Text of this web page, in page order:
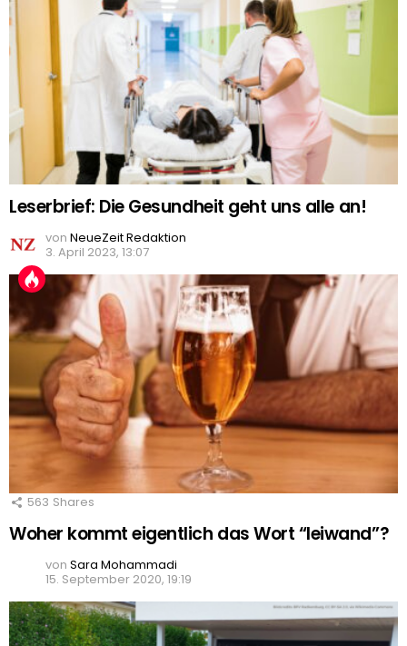
Leserbrief: Die Gesundheit geht uns alle an!
von NeueZeit Redaktion
3. April 2023, 13:07
563 Shares
Woher kommt eigentlich das Wort “leiwand”?
von Sara Mohammadi
15. September 2020, 19:19